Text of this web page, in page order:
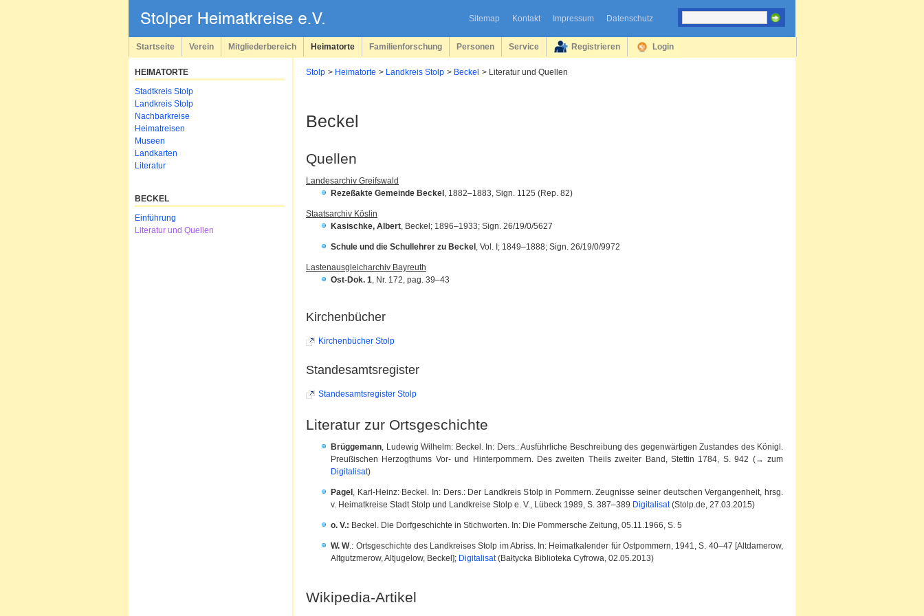
Sitemap Kontakt Impressum Datenschutz
überspringen
Startseite Verein Mitgliederbereich Heimatorte Familienforschung Personen Service Registrieren Login
Stolp Heimatorte Landkreis Stolp Beckel Literatur und Quellen
Beckel
Quellen
Landesarchiv Greifswald
Rezeßakte Gemeinde Beckel , 1882–1883, Sign. 1125 (Rep. 82)
Staatsarchiv Köslin
Kasischke, Albert, Beckel ; 1896–1933; Sign. 26/19/0/5627
Schule und die Schullehrer zu Beckel , Vol. I; 1849–1888; Sign. 26/19/0/9972
Lastenausgleicharchiv Bayreuth
Ost-Dok. 1, Nr. 172, pag. 39–43
Kirchenbücher
Kirchenbücher Stolp
Standesamtsregister
Standesamtsregister Stolp
Literatur zur Ortsgeschichte
Brüggemann, Ludewig Wilhelm: Beckel. In: Ders.: Ausführliche Beschreibung des gegenwärtigen Zustandes des Königl.
Preußischen Herzogthums Vor- und Hinterpommern. Des zweiten Theils zweiter Band, Stettin 1784, S. 942 (→ zum
Digitalisat)
Pagel , Karl-Heinz: Beckel. In: Ders.: Der Landkreis Stolp in Pommern. Zeugnisse seiner deutschen Vergangenheit, hrsg.
v. Heimatkreise Stadt Stolp und Landkreise Stolp e. V., Lübeck 1989, S. 387–389 Digitalisat(Stolp.de, 27.03.2015)
o. V.: Beckel. Die Dorfgeschichte in Stichworten. In: Die Pommersche Zeitung, 05.11.1966, S. 5
W. W.: Ortsgeschichte des Landkreises Stolp im Abriss. In: Heimatkalender für Ostpommern, 1941, S. 40–47 [Altdamerow,
Altgutzmerow, Altjugelow, Beckel]; Digitalisat(Bałtycka Biblioteka Cyfrowa, 02.05.2013)
Wikipedia-Artikel
HEIMATORTE
Navigation
überspringen
Stadtkreis Stolp
Landkreis Stolp
Nachbarkreise
Heimatreisen
Museen
Landkarten
Literatur
BECKEL
Navigation
überspringen
Einführung
Literatur und Quellen